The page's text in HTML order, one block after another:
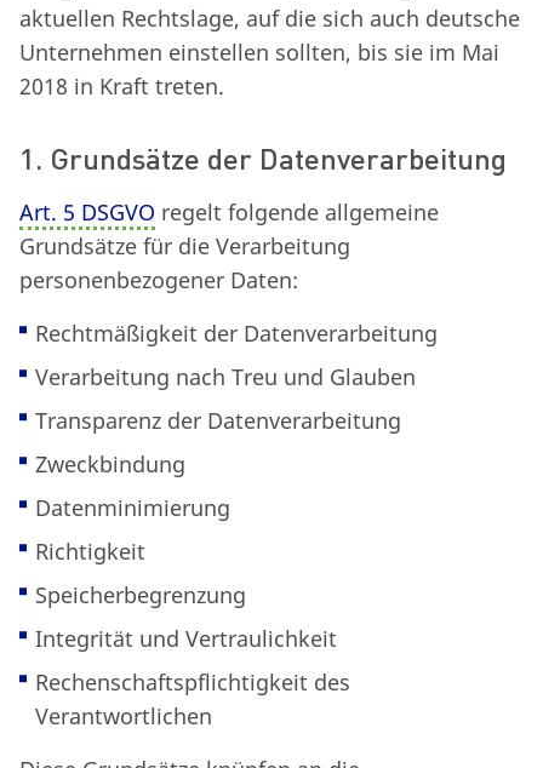
aktuellen Rechtslage, auf die sich auch deutsche
Unternehmen einstellen sollten, bis sie im Mai
2018 in Kraft treten.
1. Grundsätze der Datenverarbeitung
Art. 5 DSGVO regelt folgende allgemeine
Grundsätze für die Verarbeitung
personenbezogener Daten:
Rechtmäßigkeit der Datenverarbeitung
Verarbeitung nach Treu und Glauben
Transparenz der Datenverarbeitung
Zweckbindung
Datenminimierung
Richtigkeit
Speicherbegrenzung
Integrität und Vertraulichkeit
Rechenschaftspflichtigkeit des
Verantwortlichen